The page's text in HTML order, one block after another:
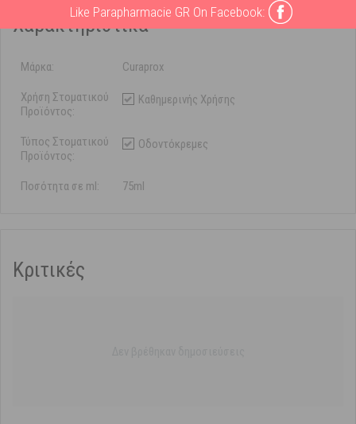
Χαρακτηριστικά
Μάρκα: Curaprox
Χρήση Στοματικού
Προϊόντος:
Καθημερινής Χρήσης
Τύπος Στοματικού
Προϊόντος:
Οδοντόκρεμες
Ποσότητα σε ml: 75ml
Κριτικές
Like Parapharmacie GR On Facebook: